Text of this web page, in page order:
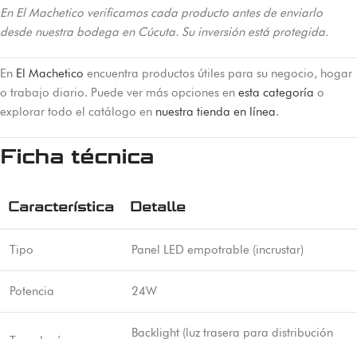
En El Machetico verificamos cada producto antes de enviarlo
desde nuestra bodega en Cúcuta. Su inversión está protegida.
En El Machetico encuentra productos útiles para su negocio, hogar
o trabajo diario. Puede ver más opciones en esta categoría o
explorar todo el catálogo en nuestra tienda en línea.
Ficha técnica
Característica Detalle
Tipo Panel LED empotrable (incrustar)
Potencia 24W
Backlight (luz trasera para distribución